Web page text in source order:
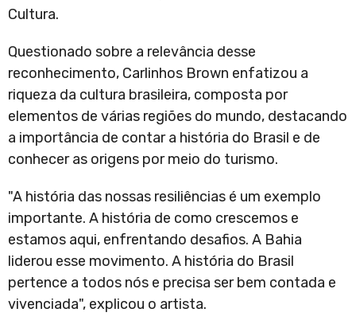
Cultura.
Questionado sobre a relevância desse
reconhecimento, Carlinhos Brown enfatizou a
riqueza da cultura brasileira, composta por
elementos de várias regiões do mundo, destacando
a importância de contar a história do Brasil e de
conhecer as origens por meio do turismo.
"A história das nossas resiliências é um exemplo
importante. A história de como crescemos e
estamos aqui, enfrentando desafios. A Bahia
liderou esse movimento. A história do Brasil
pertence a todos nós e precisa ser bem contada e
vivenciada", explicou o artista.